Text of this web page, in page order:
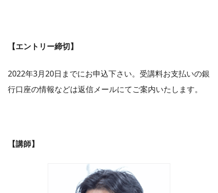
【エントリー締切】
2022年3月20日までにお申込下さい。受講料お支払いの銀
行口座の情報などは返信メールにてご案内いたします。
【講師】